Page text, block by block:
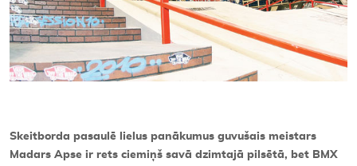
Skeitborda pasaulē lielus panākumus guvušais meistars
Madars Apse ir rets ciemiņš savā dzimtajā pilsētā, bet BMX